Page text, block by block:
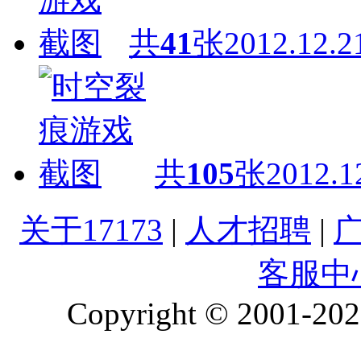
共41张
共105张
关于17173 | 人才招聘 |
客服中
Copyright © 2001-